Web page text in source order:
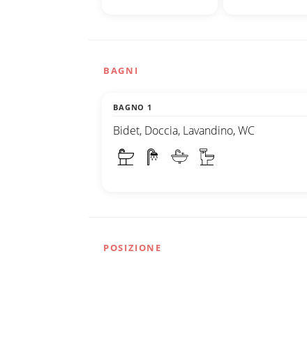
BAGNI
BAGNO 1
Bidet, Doccia, Lavandino, WC
POSIZIONE